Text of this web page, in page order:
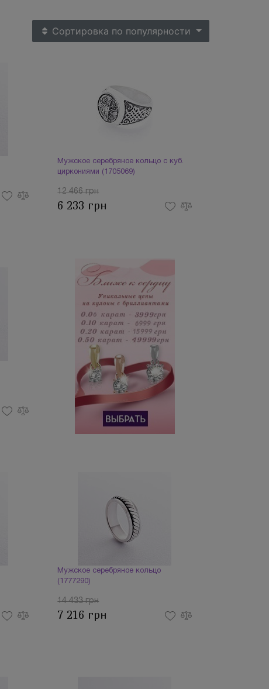
Сортировка по популярности
Мужское серебряное кольцо с куб.
циркониями (1705069)
12 466 грн
6 233 грн
Мужское серебряное кольцо
(1777290)
14 433 грн
7 216 грн